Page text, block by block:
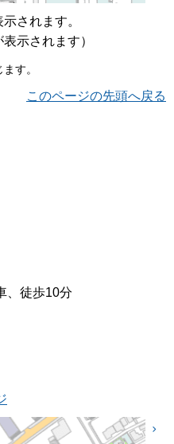
されます。
示されます）
す。
このページの先頭へ戻る
、徒歩10分